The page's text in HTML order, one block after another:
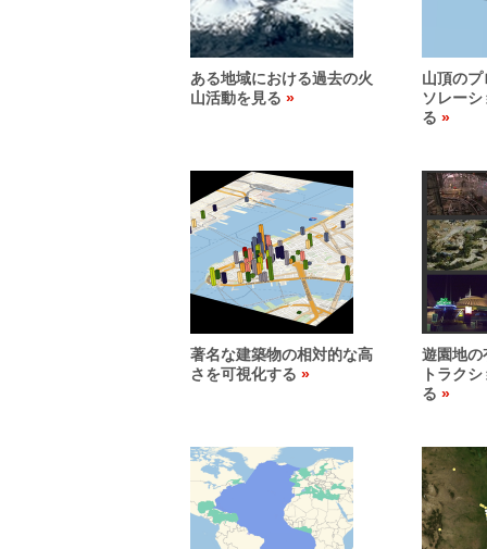
ある地域における過去の火
山活動を見る
山頂の
ソレー
る
著名な建築物の相対的な高
さを可視化する
遊園地の
トラク
る